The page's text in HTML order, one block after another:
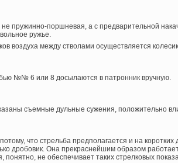
не пружинно-поршневая, а с предварительной
ружье.
воздуха между стволами осуществляется
№№ 6 или 8 досылаются в патронник вручную.
съемные дульные сужения, положительно
что стрельба предполагается и на
дробовик. Она прекраснейшим образом
понятно, не обеспечивает таких стрелковых